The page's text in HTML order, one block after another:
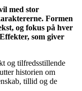
med stor
Formen
og fokus på hver
som giver
og tilfredsstillende
historien om
tillid og de